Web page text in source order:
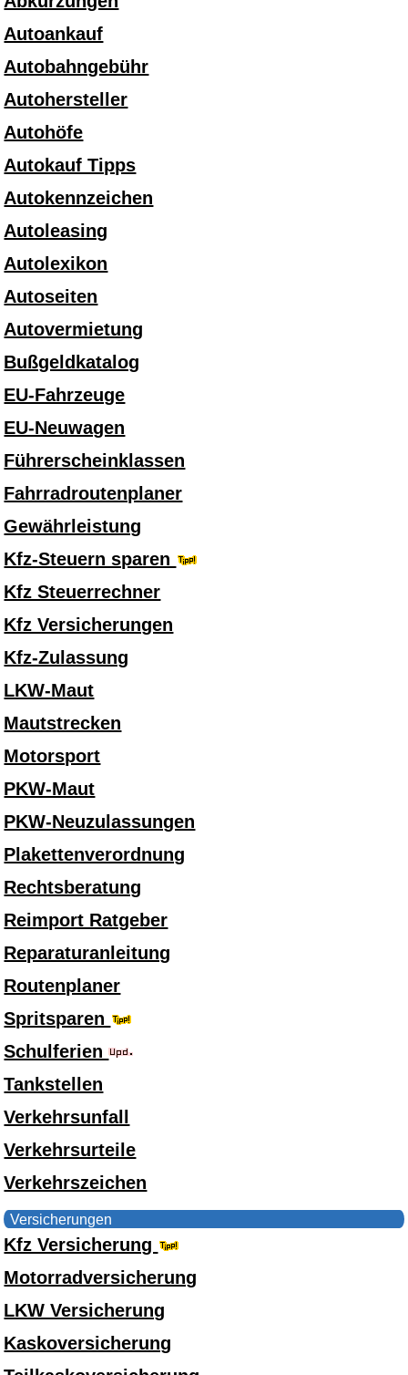
Autoankauf
Autobahngebühr
Autohersteller
Autohöfe
Autokauf Tipps
Autokennzeichen
Autoleasing
Autolexikon
Autoseiten
Autovermietung
Bußgeldkatalog
EU-Fahrzeuge
EU-Neuwagen
Führerscheinklassen
Fahrradroutenplaner
Gewährleistung
Kfz-Steuern sparen
Kfz Steuerrechner
Kfz Versicherungen
Kfz-Zulassung
LKW-Maut
Mautstrecken
Motorsport
PKW-Maut
PKW-Neuzulassungen
Plakettenverordnung
Rechtsberatung
Reimport Ratgeber
Reparaturanleitung
Routenplaner
Spritsparen
Schulferien
Tankstellen
Verkehrsunfall
Verkehrsurteile
Verkehrszeichen
Versicherungen
Kfz Versicherung
Motorradversicherung
LKW Versicherung
Kaskoversicherung